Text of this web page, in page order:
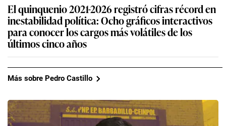
El quinquenio 2021-2026 registró cifras récord en
inestabilidad política: Ocho gráficos interactivos
para conocer los cargos más volátiles de los
últimos cinco años
Más sobre Pedro Castillo